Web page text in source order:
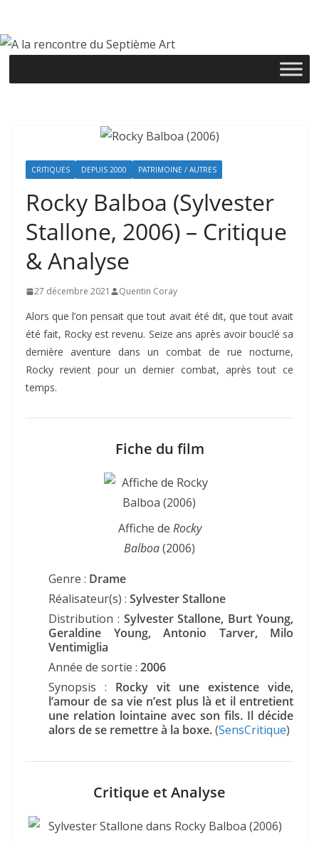
contenu
CRITIQUES DEPUIS 2000 PATRIMOINE / AUTRES
Rocky Balboa (Sylvester
Stallone, 2006) – Critique
& Analyse
27 décembre 2021 Quentin Coray
Alors que l’on pensait que tout avait été dit, que tout avait
été fait, Rocky est revenu. Seize ans après avoir bouclé sa
dernière aventure dans un combat de rue nocturne,
Rocky revient pour un dernier combat, après tout ce
temps.
Fiche du film
Affiche de Rocky
Balboa(2006)
Genre : Drame
Réalisateur(s) : Sylvester Stallone
Distribution : Sylvester Stallone, Burt Young,
Geraldine Young, Antonio Tarver, Milo
Ventimiglia
Année de sortie : 2006
Synopsis : Rocky vit une existence vide,
l’amour de sa vie n’est plus là et il entretient
une relation lointaine avec son fils. Il décide
alors de se remettre à la boxe.(SensCritique)
Critique et Analyse